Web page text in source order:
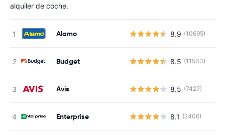
alquiler de coche.
Alamo 8.9 (10695)
Budget 8.5 (11503)
Avis 8.5 (7427)
Enterprise 8.1 (2406)